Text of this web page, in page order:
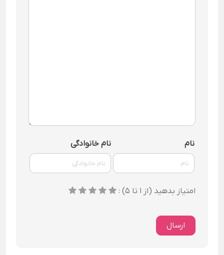
نام نام خانوادگی
امتیاز بدهید (از 1 تا 5) :
ارسال